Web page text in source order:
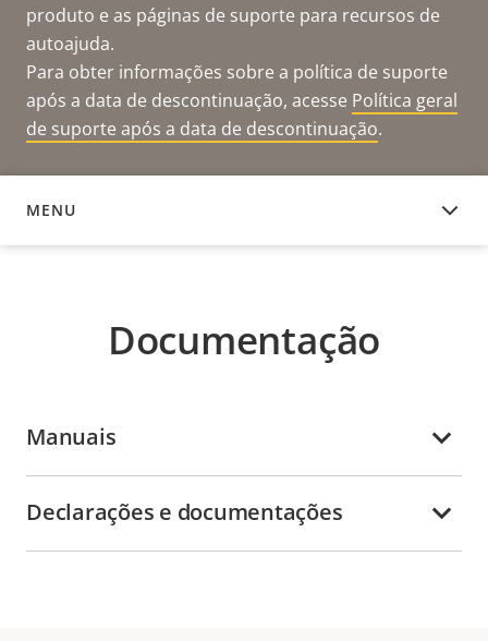
produto e as páginas de suporte para recursos de
autoajuda.
Para obter informações sobre a política de suporte
após a data de descontinuação, acesse Política geral
de suporte após a data de descontinuação.
MENU
DOCUMENTAÇÃO
Documentação
Manuais
Declarações e documentações